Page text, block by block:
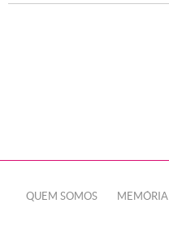
QUEM SOMOS MEMÓRIA